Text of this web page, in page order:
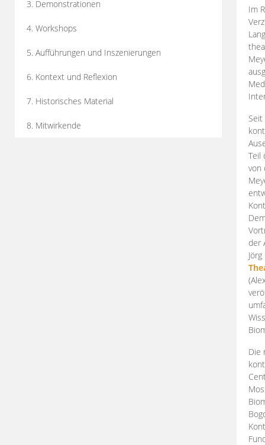
3. Demonstrationen
4. Workshops
5. Aufführungen und Inszenierungen
6. Kontext und Reflexion
7. Historisches Material
8. Mitwirkende
Im
Teil
von
der
Die